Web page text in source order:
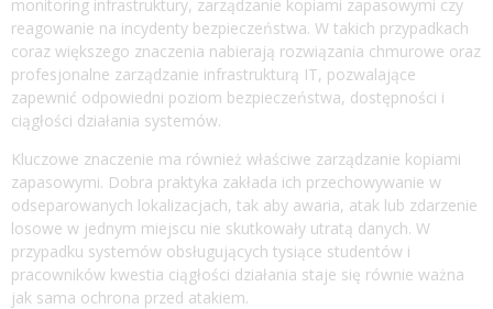
monitoring infrastruktury, zarządzanie kopiami zapasowymi czy
reagowanie na incydenty bezpieczeństwa. W takich przypadkach
coraz większego znaczenia nabierają rozwiązania chmurowe oraz
profesjonalne zarządzanie infrastrukturą IT, pozwalające
zapewnić odpowiedni poziom bezpieczeństwa, dostępności i
ciągłości działania systemów.
Kluczowe znaczenie ma również właściwe zarządzanie kopiami
zapasowymi. Dobra praktyka zakłada ich przechowywanie w
odseparowanych lokalizacjach, tak aby awaria, atak lub zdarzenie
losowe w jednym miejscu nie skutkowały utratą danych. W
przypadku systemów obsługujących tysiące studentów i
pracowników kwestia ciągłości działania staje się równie ważna
jak sama ochrona przed atakiem.